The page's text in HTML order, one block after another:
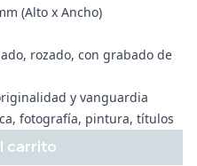
(Alto x Ancho)
rozado, con grabado de
y vanguardia
fotografía, pintura, títulos
carrito